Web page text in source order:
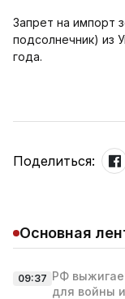
Запрет на импорт
подсолнечник) из
года.
Поделиться:
Основная
09:37 РФ
для войны